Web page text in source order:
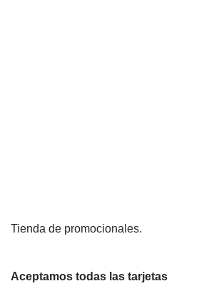
Tienda de promocionales.
Aceptamos todas las tarjetas